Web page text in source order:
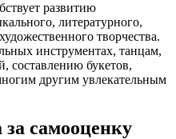
развитию
литературного,
творчества.
инструментах, танцам,
составлению букетов,
другим увлекательным
за самооценку